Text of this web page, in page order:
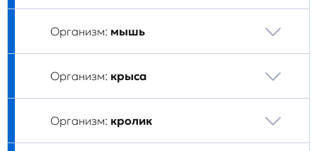
Организм: мышь
Организм: крыса
Организм: кролик